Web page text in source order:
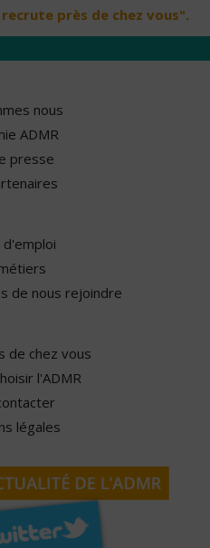
recrute près de chez vous".
nous
ADMR
presse
de nous rejoindre
de chez vous
l'ADMR
légales